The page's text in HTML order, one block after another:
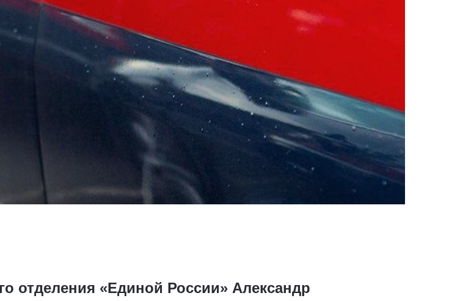
отделения «Единой России» Александр